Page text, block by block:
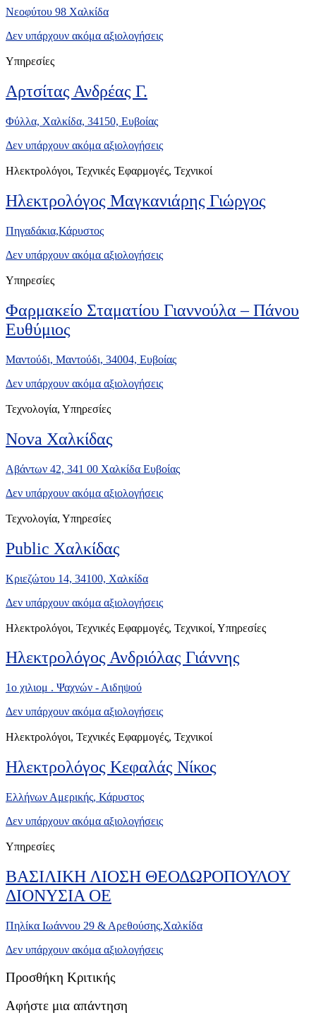
Νεοφύτου 98 Χαλκίδα
Δεν υπάρχουν ακόμα αξιολογήσεις
Υπηρεσίες
Αρτσίτας Ανδρέας Γ.
Φύλλα, Χαλκίδα, 34150, Ευβοίας
Δεν υπάρχουν ακόμα αξιολογήσεις
Ηλεκτρολόγοι, Τεχνικές Εφαρμογές, Τεχνικοί
Ηλεκτρολόγος Μαγκανιάρης Γιώργος
Πηγαδάκια,Κάρυστος
Δεν υπάρχουν ακόμα αξιολογήσεις
Υπηρεσίες
Φαρμακείο Σταματίου Γιαννούλα – Πάνου
Ευθύμιος
Μαντούδι, Μαντούδι, 34004, Ευβοίας
Δεν υπάρχουν ακόμα αξιολογήσεις
Τεχνολογία, Υπηρεσίες
Nova Χαλκίδας
Αβάντων 42, 341 00 Χαλκίδα Ευβοίας
Δεν υπάρχουν ακόμα αξιολογήσεις
Τεχνολογία, Υπηρεσίες
Public Χαλκίδας
Κριεζώτου 14, 34100, Χαλκίδα
Δεν υπάρχουν ακόμα αξιολογήσεις
Ηλεκτρολόγοι, Τεχνικές Εφαρμογές, Τεχνικοί, Υπηρεσίες
Ηλεκτρολόγος Ανδριόλας Γιάννης
1o χιλιομ . Ψαχνών - Αιδηψού
Δεν υπάρχουν ακόμα αξιολογήσεις
Ηλεκτρολόγοι, Τεχνικές Εφαρμογές, Τεχνικοί
Ηλεκτρολόγος Κεφαλάς Νίκος
Ελλήνων Αμερικής, Κάρυστος
Δεν υπάρχουν ακόμα αξιολογήσεις
Υπηρεσίες
ΒΑΣΙΛΙΚΗ ΛΙΟΣΗ ΘΕΟΔΩΡΟΠΟΥΛΟΥ
ΔΙΟΝΥΣΙΑ ΟΕ
Πηλίκα Ιωάννου 29 & Αρεθούσης,Χαλκίδα
Δεν υπάρχουν ακόμα αξιολογήσεις
Προσθήκη Κριτικής
Αφήστε μια απάντηση